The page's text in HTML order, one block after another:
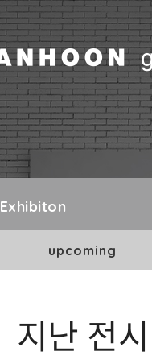
Exhibiton
upcoming
지난 전시